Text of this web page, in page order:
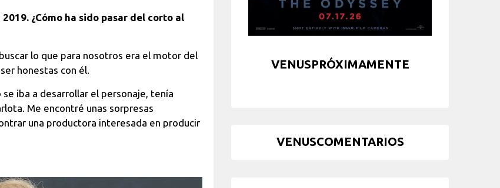
¿Cómo ha sido pasar del corto al
buscar lo que para nosotros era el motor del
honestas con él.
se iba a desarrollar el personaje, tenía
Me encontré unas sorpresas
una productora interesada en producir
VENUSPRÓXIMAMENTE
VENUSCOMENTARIOS